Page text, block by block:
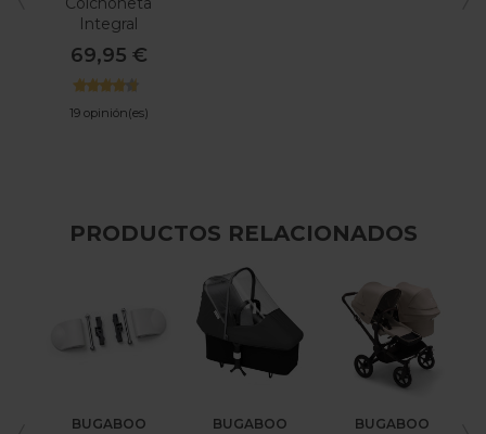
Integral
Ventilada
Bugaboo
69,95 €
19 opinión(es)
PRODUCTOS RELACIONADOS
BUGABOO BUGABOO BUGABOO